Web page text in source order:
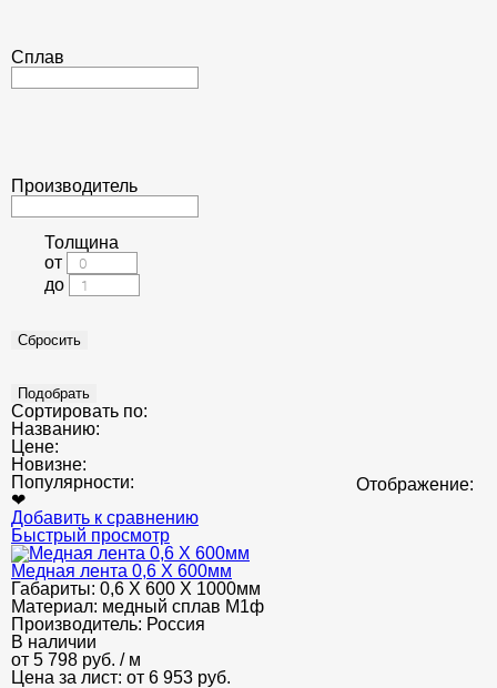
Сплав
Производитель
Толщина
от
до
Сортировать по:
Названию:
Цене:
Новизне:
Популярности:
Отображение:
❤
Добавить к сравнению
Быстрый просмотр
Медная лента 0,6 Х 600мм
Габариты: 0,6 Х 600 Х 1000мм
Материал: медный сплав М1ф
Производитель: Россия
В наличии
от 5 798 руб. / м
Цена за лист: от 6 953 руб.